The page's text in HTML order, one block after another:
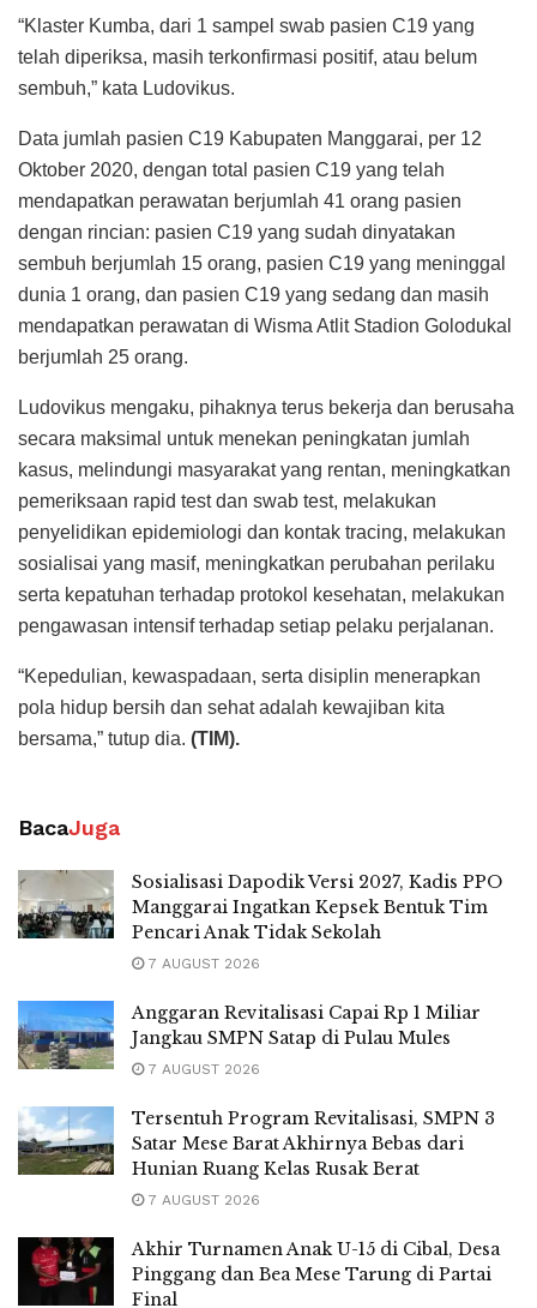
“Klaster Kumba, dari 1 sampel swab pasien C19 yang
telah diperiksa, masih terkonfirmasi positif, atau belum
sembuh,” kata Ludovikus.
Data jumlah pasien C19 Kabupaten Manggarai, per 12
Oktober 2020, dengan total pasien C19 yang telah
mendapatkan perawatan berjumlah 41 orang pasien
dengan rincian: pasien C19 yang sudah dinyatakan
sembuh berjumlah 15 orang, pasien C19 yang meninggal
dunia 1 orang, dan pasien C19 yang sedang dan masih
mendapatkan perawatan di Wisma Atlit Stadion Golodukal
berjumlah 25 orang.
Ludovikus mengaku, pihaknya terus bekerja dan berusaha
secara maksimal untuk menekan peningkatan jumlah
kasus, melindungi masyarakat yang rentan, meningkatkan
pemeriksaan rapid test dan swab test, melakukan
penyelidikan epidemiologi dan kontak tracing, melakukan
sosialisai yang masif, meningkatkan perubahan perilaku
serta kepatuhan terhadap protokol kesehatan, melakukan
pengawasan intensif terhadap setiap pelaku perjalanan.
“Kepedulian, kewaspadaan, serta disiplin menerapkan
pola hidup bersih dan sehat adalah kewajiban kita
bersama,” tutup dia. (TIM).
BacaJuga
Sosialisasi Dapodik Versi 2027, Kadis PPO
Manggarai Ingatkan Kepsek Bentuk Tim
Pencari Anak Tidak Sekolah
7 AUGUST 2026
Anggaran Revitalisasi Capai Rp 1 Miliar
Jangkau SMPN Satap di Pulau Mules
7 AUGUST 2026
Tersentuh Program Revitalisasi, SMPN 3
Satar Mese Barat Akhirnya Bebas dari
Hunian Ruang Kelas Rusak Berat
7 AUGUST 2026
Akhir Turnamen Anak U-15 di Cibal, Desa
Pinggang dan Bea Mese Tarung di Partai
Final